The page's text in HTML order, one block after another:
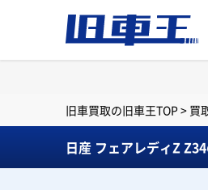
旧車買取の旧車王TOP > 買
日産 フェアレディZ